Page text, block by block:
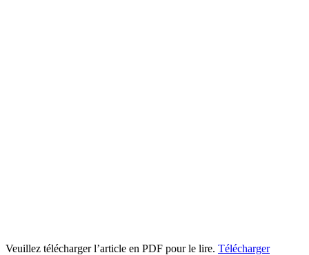
Veuillez télécharger l’article en PDF pour le lire. Télécharger